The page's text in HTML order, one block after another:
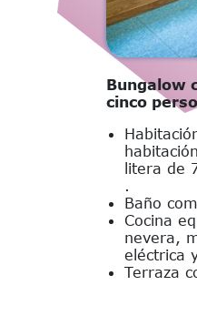
Bungalow
cinco
litera de
.
Baño
Cocina
nevera,
eléctrica
Terraza